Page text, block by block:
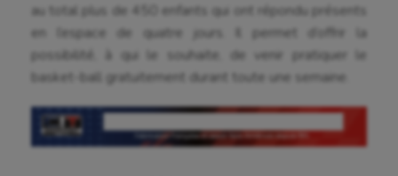
au total plus de 450 enfants qui ont répondu présents
en l’espace de quatre jours. Il permet d’offrir la
possibilité, à qui le souhaite, de venir pratiquer le
basket-ball gratuitement durant toute une semaine.